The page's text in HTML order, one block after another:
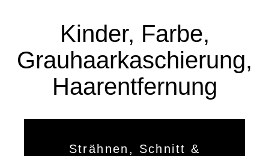
Kinder, Farbe,
Grauhaarkaschierung,
Haarentfernung
Strähnen, Schnitt &